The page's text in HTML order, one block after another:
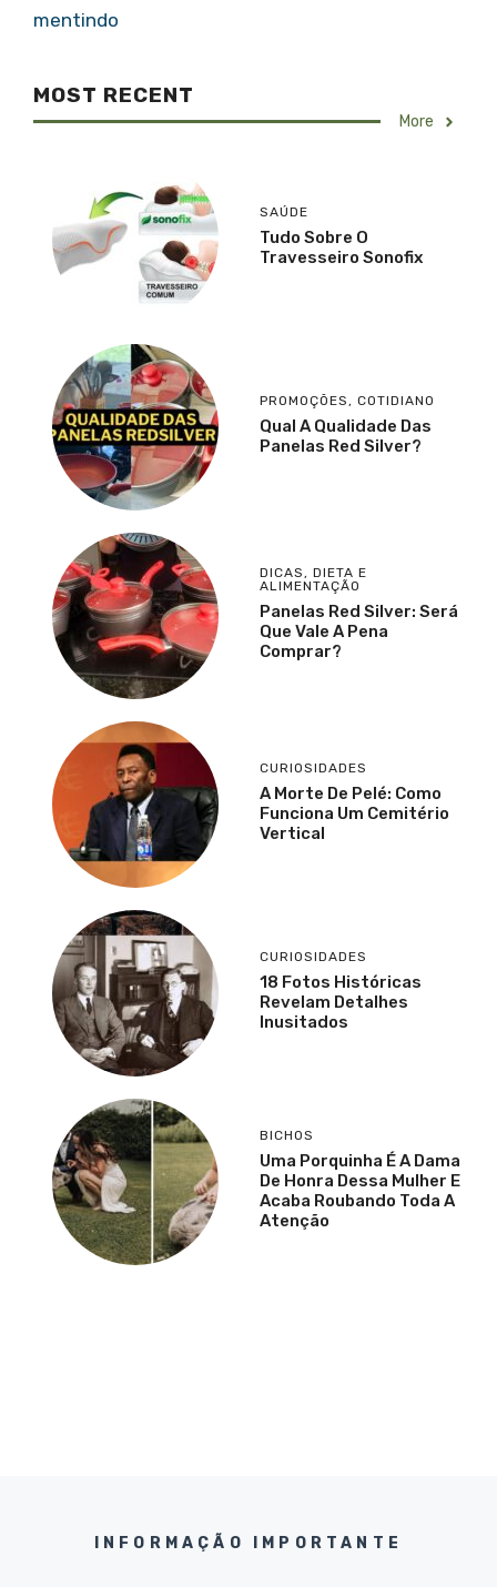
mentindo
MOST RECENT
More
SAÚDE
Tudo Sobre O
Travesseiro Sonofix
PROMOÇÕES, COTIDIANO
Qual A Qualidade Das
Panelas Red Silver?
DICAS, DIETA E
ALIMENTAÇÃO
Panelas Red Silver: Será
Que Vale A Pena
Comprar?
CURIOSIDADES
A Morte De Pelé: Como
Funciona Um Cemitério
Vertical
CURIOSIDADES
18 Fotos Históricas
Revelam Detalhes
Inusitados
BICHOS
Uma Porquinha É A Dama
De Honra Dessa Mulher E
Acaba Roubando Toda A
Atenção
INFORMAÇÃO IMPORTANTE